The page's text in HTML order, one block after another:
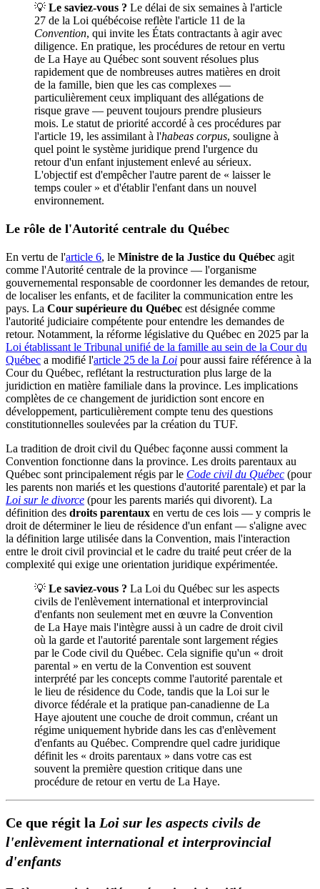
💡 Le saviez-vous ? Le délai de six semaines à l'article
27 de la Loi québécoise reflète l'article 11 de la
Convention, qui invite les États contractants à agir avec
diligence. En pratique, les procédures de retour en vertu
de La Haye au Québec sont souvent résolues plus
rapidement que de nombreuses autres matières en droit
de la famille, bien que les cas complexes —
particulièrement ceux impliquant des allégations de
risque grave — peuvent toujours prendre plusieurs
mois. Le statut de priorité accordé à ces procédures par
l'article 19, les assimilant à l'habeas corpus, souligne à
quel point le système juridique prend l'urgence du
retour d'un enfant injustement enlevé au sérieux.
L'objectif est d'empêcher l'autre parent de « laisser le
temps couler » et d'établir l'enfant dans un nouvel
environnement.
Le rôle de l'Autorité centrale du Québec
En vertu de l'article 6, le Ministre de la Justice du Québec agit
comme l'Autorité centrale de la province — l'organisme
gouvernemental responsable de coordonner les demandes de retour,
de localiser les enfants, et de faciliter la communication entre les
pays. La Cour supérieure du Québec est désignée comme
l'autorité judiciaire compétente pour entendre les demandes de
retour. Notamment, la réforme législative du Québec en 2025 par la
Loi établissant le Tribunal unifié de la famille au sein de la Cour du
Québec a modifié l'article 25 de la Loi pour aussi faire référence à la
Cour du Québec, reflétant la restructuration plus large de la
juridiction en matière familiale dans la province. Les implications
complètes de ce changement de juridiction sont encore en
développement, particulièrement compte tenu des questions
constitutionnelles soulevées par la création du TUF.
La tradition de droit civil du Québec façonne aussi comment la
Convention fonctionne dans la province. Les droits parentaux au
Québec sont principalement régis par le Code civil du Québec (pour
les parents non mariés et les questions d'autorité parentale) et par la
Loi sur le divorce (pour les parents mariés qui divorent). La
définition des droits parentaux en vertu de ces lois — y compris le
droit de déterminer le lieu de résidence d'un enfant — s'aligne avec
la définition large utilisée dans la Convention, mais l'interaction
entre le droit civil provincial et le cadre du traité peut créer de la
complexité qui exige une orientation juridique expérimentée.
💡 Le saviez-vous ? La Loi du Québec sur les aspects
civils de l'enlèvement international et interprovincial
d'enfants non seulement met en œuvre la Convention
de La Haye mais l'intègre aussi à un cadre de droit civil
où la garde et l'autorité parentale sont largement régies
par le Code civil du Québec. Cela signifie qu'un « droit
parental » en vertu de la Convention est souvent
interprété par les concepts comme l'autorité parentale et
le lieu de résidence du Code, tandis que la Loi sur le
divorce fédérale et la pratique pan-canadienne de La
Haye ajoutent une couche de droit commun, créant un
régime uniquement hybride dans les cas d'enlèvement
d'enfants au Québec. Comprendre quel cadre juridique
définit les « droits parentaux » dans votre cas est
souvent la première question critique dans une
procédure de retour en vertu de La Haye.
Ce que régit la Loi sur les aspects civils de
l'enlèvement international et interprovincial
d'enfants